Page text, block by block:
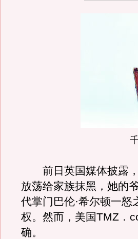
前日英国媒体披露，
放荡给家族抹黑，她的
代掌门巴伦·希尔顿一
权。然而，美国TMZ．
确。